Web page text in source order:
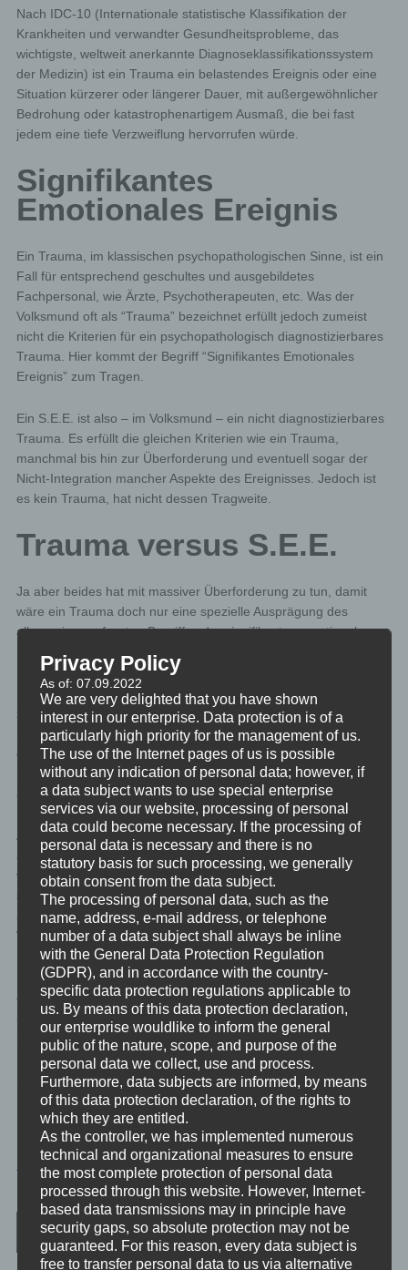
Nach IDC-10 (Internationale statistische Klassifikation der
Krankheiten und verwandter Gesundheitsprobleme, das
wichtigste, weltweit anerkannte Diagnose­klassifikationssystem
der Medizin) ist ein Trauma ein belastendes Ereignis oder eine
Situation kürzerer oder längerer Dauer, mit außergewöhnlicher
Bedrohung oder katastrophenartigem Ausmaß, die bei fast
jedem eine tiefe Verzweiflung hervorrufen würde.
Signifikantes
Emotionales Ereignis
Ein Trauma, im klassischen psychopathologischen Sinne, ist ein
Fall für entsprechend geschultes und ausgebildetes
Fachpersonal, wie Ärzte, Psychotherapeuten, etc. Was der
Volksmund oft als “Trauma” bezeichnet erfüllt jedoch zumeist
nicht die Kriterien für ein psychopathologisch diagnostizierbares
Trauma. Hier kommt der Begriff “Signifikantes Emotionales
Ereignis” zum Tragen.
Ein S.E.E. ist also – im Volksmund – ein nicht diagnostizierbares
Trauma. Es erfüllt die gleichen Kriterien wie ein Trauma,
manchmal bis hin zur Überforderung und eventuell sogar der
Nicht-Integration mancher Aspekte des Ereignisses. Jedoch ist
es kein Trauma, hat nicht dessen Tragweite.
Trauma versus S.E.E.
Ja aber beides hat mit massiver Überforderung zu tun, damit
wäre ein Trauma doch nur eine spezielle Ausprägung des
allgemeiner gefassten Begriffes der signifikanten emotionalen
Im Grunde stimmt das. Die ausschließende Unterscheidung
zwischen Trauma und S.E.E. hat – zumindest in Österreich – den
Sinn, dass die Arbeit mit echten, schwerwiegenden Traumata
den Spezialisten vorbehalten ist. Psychotherapeuten und andere
medizinisch fundiert Ausgebildete sind es, die diese Fälle
angehen dürfen.
Andere dürfen in Österreich nur an gesunden Personen
arbeiten, also keine Therapiearbeit verrichten. Ist die Definition
von S.E.E. nun diese “nicht diagnostizierbare” Sicht der Dinge,
so liegt kein Befund vor, die Person ist gesund. Es dürfen also
auch zum Beispiel NLP’ler hier mit ihren Methoden und
Werkzeugen die Gesundheitspflege betreiben.
Im Zweifelsfall: Frag deinen Arzt oder Psychotherapeuten. Wie
der Hausarzt jetzt die feine Unterscheidung treffen kann ob es
sich um ein Trauma handelt, oder nicht: das weiß ich nicht. Aber
rechtlich darf er es in Österreich.
Systemkritik Ende. Live long and prosper.
ALLGEMEINES
Post navigation
Privacy Policy
As of: 07.09.2022
We are very delighted that you have shown
interest in our enterprise. Data protection is of a
particularly high priority for the management of us.
The use of the Internet pages of us is possible
without any indication of personal data; however, if
a data subject wants to use special enterprise
services via our website, processing of personal
data could become necessary. If the processing of
personal data is necessary and there is no
statutory basis for such processing, we generally
obtain consent from the data subject.
The processing of personal data, such as the
name, address, e-mail address, or telephone
number of a data subject shall always be inline
with the General Data Protection Regulation
(GDPR), and in accordance with the country-
specific data protection regulations applicable to
us. By means of this data protection declaration,
our enterprise wouldlike to inform the general
public of the nature, scope, and purpose of the
personal data we collect, use and process.
Furthermore, data subjects are informed, by means
of this data protection declaration, of the rights to
which they are entitled.
As the controller, we has implemented numerous
technical and organizational measures to ensure
the most complete protection of personal data
processed through this website. However, Internet-
based data transmissions may in principle have
security gaps, so absolute protection may not be
guaranteed. For this reason, every data subject is
free to transfer personal data to us via alternative